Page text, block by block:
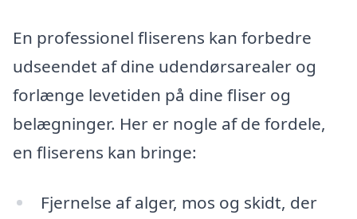
En professionel fliserens kan forbedre
udseendet af dine udendørsarealer og
forlænge levetiden på dine fliser og
belægninger. Her er nogle af de fordele,
en fliserens kan bringe:
Fjernelse af alger, mos og skidt, der